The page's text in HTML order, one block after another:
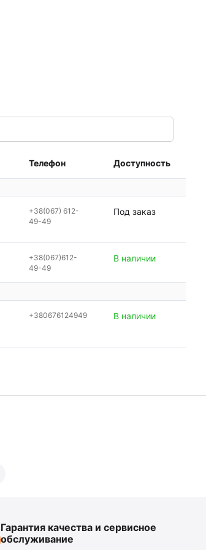
Телефон Доступность
+38(067) 612-
49-49
Под заказ
+38(067)612-
49-49
В наличии
+380676124949 В наличии
Гарантия качества и сервисное
обслуживание